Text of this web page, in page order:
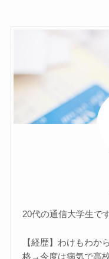
20代の通信大学生です
【経歴】わけもわ
格→今度は病気で高